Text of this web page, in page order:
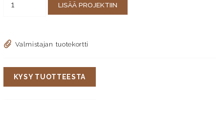
LISÄÄ PROJEKTIIN
Valmistajan tuotekortti
KYSY TUOTTEESTA